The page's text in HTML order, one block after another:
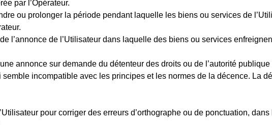
par l’Opérateur.
ou prolonger la période pendant laquelle les biens ou services de
de l’annonce de l’Utilisateur dans laquelle des biens ou services
annonce sur demande du détenteur des droits ou de l’autorité
incompatible avec les principes et les normes de la décence. La
pour corriger des erreurs d’orthographe ou de ponctuation,